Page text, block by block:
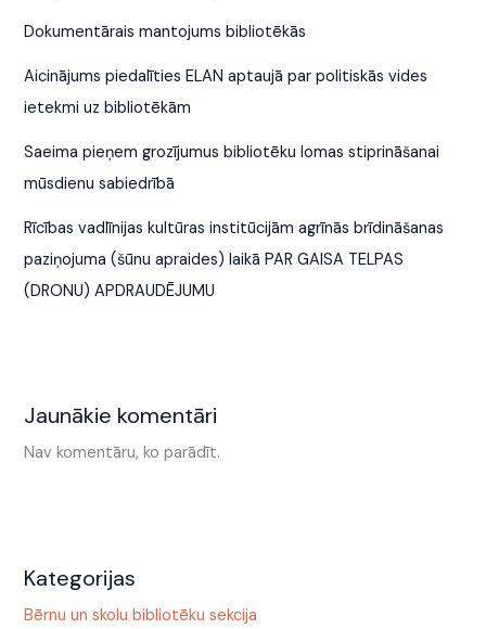
Dokumentārais mantojums bibliotēkās
Aicinājums piedalīties ELAN aptaujā par politiskās vides
ietekmi uz bibliotēkām
Saeima pieņem grozījumus bibliotēku lomas stiprināšanai
mūsdienu sabiedrībā
Rīcības vadlīnijas kultūras institūcijām agrīnās brīdināšanas
paziņojuma (šūnu apraides) laikā PAR GAISA TELPAS
(DRONU) APDRAUDĒJUMU
Jaunākie komentāri
Nav komentāru, ko parādīt.
Kategorijas
Bērnu un skolu bibliotēku sekcija